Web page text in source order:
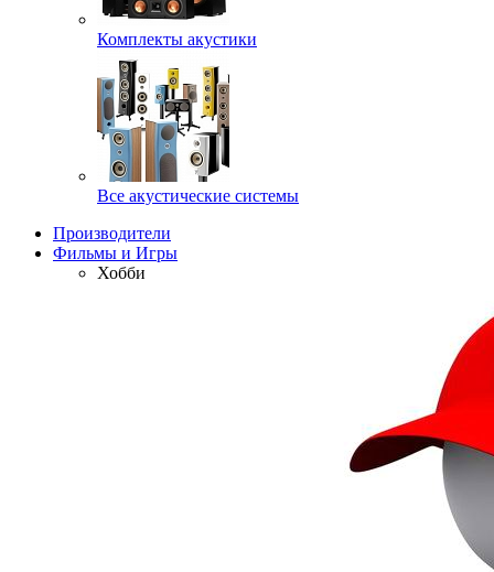
Комплекты акустики
Все акустические системы
Производители
Фильмы и Игры
Хобби